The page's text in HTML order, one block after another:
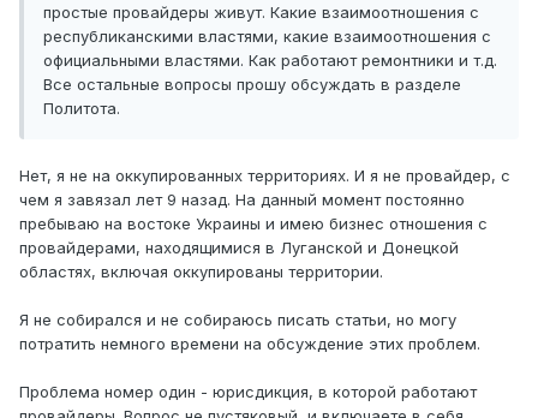
простые провайдеры живут. Какие взаимоотношения с
республиканскими властями, какие взаимоотношения с
официальными властями. Как работают ремонтники и т.д.
Все остальные вопросы прошу обсуждать в разделе
Политота.
Нет, я не на оккупированных территориях. И я не провайдер, с
чем я завязал лет 9 назад. На данный момент постоянно
пребываю на востоке Украины и имею бизнес отношения с
провайдерами, находящимися в Луганской и Донецкой
областях, включая оккупированы территории.
Я не собирался и не собираюсь писать статьи, но могу
потратить немного времени на обсуждение этих проблем.
Проблема номер один - юрисдикция, в которой работают